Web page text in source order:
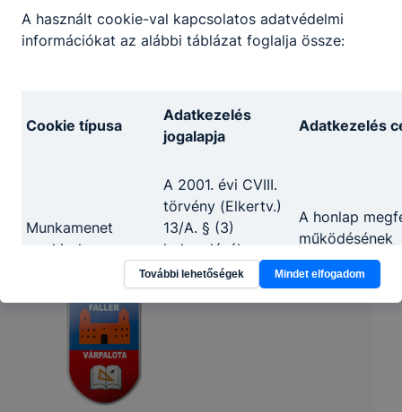
A használt cookie-val kapcsolatos adatvédelmi
információkat az alábbi táblázat foglalja össze:
Cookie típusa
Adatkezelés
jogalapja
Adatkezelés
Munkamenet
cookie-k
A 2001. évi CVIII.
törvény (Elkertv.)
13/A. § (3)
bekezdésében
foglalt
rendelkezés
A honlap
működésének
biztosítása
Használatot
elősegítő cookie-k
További lehetőségek Mindet elfogadom